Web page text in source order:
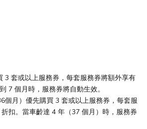
3 套或以上服務券，每套服務券將額外享有
7 個月時，服務券將自動生效。
個月）優先購買 3 套或以上服務券，每套服
扣。當車齡達 4 年（37 個月）時，服務券